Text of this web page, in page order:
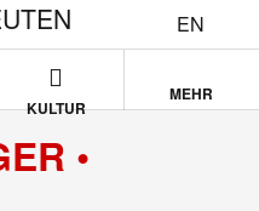
EN
KULTUR
MEHR
•